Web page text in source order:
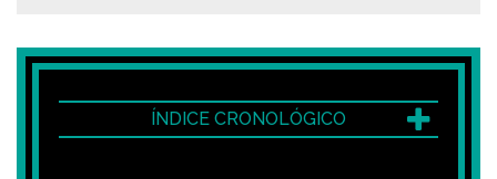
ÍNDICE CRONOLÓGICO